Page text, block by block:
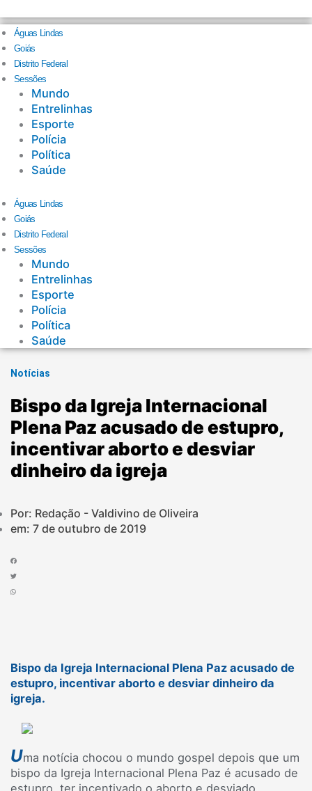
Águas Lindas
Goiás
Distrito Federal
Sessões
Mundo
Entrelinhas
Esporte
Polícia
Política
Saúde
Águas Lindas
Goiás
Distrito Federal
Sessões
Mundo
Entrelinhas
Esporte
Polícia
Política
Saúde
Notícias
Bispo da Igreja Internacional
Plena Paz acusado de estupro,
incentivar aborto e desviar
dinheiro da igreja
Por: Redação - Valdivino de Oliveira
em: 7 de outubro de 2019
Bispo da Igreja Internacional Plena Paz acusado de
estupro, incentivar aborto e desviar dinheiro da
igreja.
Uma notícia chocou o mundo gospel depois que um
bispo da Igreja Internacional Plena Paz é acusado de